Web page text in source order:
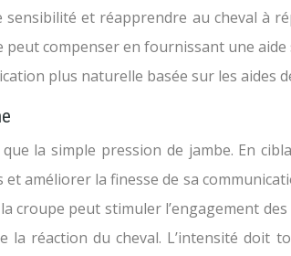
et réapprendre au cheval à
peut compenser en fournissant une
plus naturelle basée sur les aides
la simple pression de jambe. En
améliorer la finesse de sa
croupe peut stimuler l’engagement
la réaction du cheval. L’intensité